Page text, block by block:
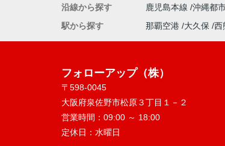
沿線から探す
鹿児島本線 沖縄都
駅から探す
那覇空港 大久保 西
フォローアップ（株）
〒598-0045
大阪府泉佐野市松原３丁目１－２
営業時間： 09:00 ～ 18:00
定休日： 水曜日